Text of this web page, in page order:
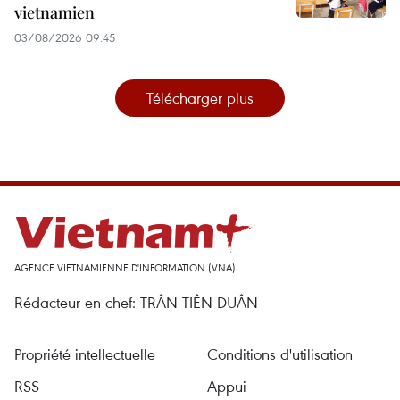
vietnamien
03/08/2026 09:45
Télécharger plus
AGENCE VIETNAMIENNE D'INFORMATION (VNA)
Rédacteur en chef: TRÂN TIÊN DUÂN
Propriété intellectuelle
Conditions d'utilisation
RSS
Appui